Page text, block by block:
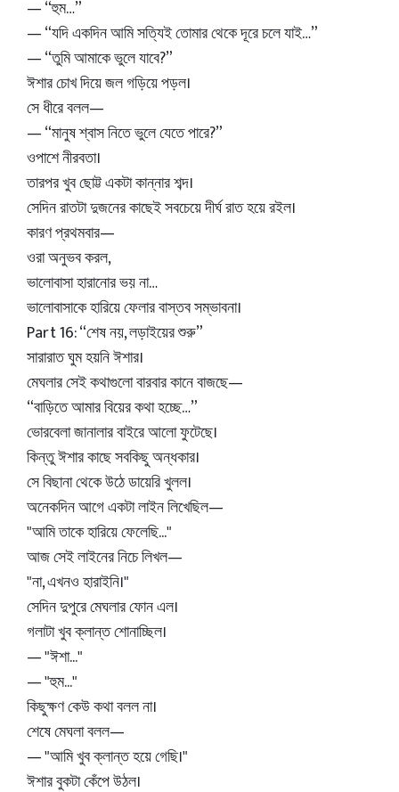
— “হুম…”
— “যদি একদিন আমি সত্যিই তোমার থেকে দূরে চলে যাই…”
— “তুমি আমাকে ভুলে যাবে?”
ঈশার চোখ দিয়ে জল গড়িয়ে পড়ল।
সে ধীরে বলল—
— “মানুষ শ্বাস নিতে ভুলে যেতে পারে?”
ওপাশে নীরবতা।
তারপর খুব ছোট্ট একটা কান্নার শব্দ।
সেদিন রাতটা দুজনের কাছেই সবচেয়ে দীর্ঘ রাত হয়ে রইল।
কারণ প্রথমবার—
ওরা অনুভব করল,
ভালোবাসা হারানোর ভয় না…
ভালোবাসাকে হারিয়ে ফেলার বাস্তব সম্ভাবনা।
Part 16: “শেষ নয়, লড়াইয়ের শুরু”
সারারাত ঘুম হয়নি ঈশার।
মেঘলার সেই কথাগুলো বারবার কানে বাজছে—
“বাড়িতে আমার বিয়ের কথা হচ্ছে…”
ভোরবেলা জানালার বাইরে আলো ফুটেছে।
কিন্তু ঈশার কাছে সবকিছু অন্ধকার।
সে বিছানা থেকে উঠে ডায়েরি খুলল।
অনেকদিন আগে একটা লাইন লিখেছিল—
"আমি তাকে হারিয়ে ফেলেছি..."
আজ সেই লাইনের নিচে লিখল—
"না, এখনও হারাইনি।"
সেদিন দুপুরে মেঘলার ফোন এল।
গলাটা খুব ক্লান্ত শোনাচ্ছিল।
— "ঈশা..."
— "হুম..."
কিছুক্ষণ কেউ কথা বলল না।
শেষে মেঘলা বলল—
— "আমি খুব ক্লান্ত হয়ে গেছি।"
ঈশার বুকটা কেঁপে উঠল।